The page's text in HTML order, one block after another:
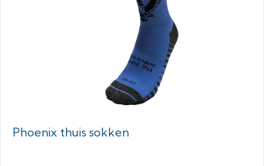
Phoenix thuis sokken